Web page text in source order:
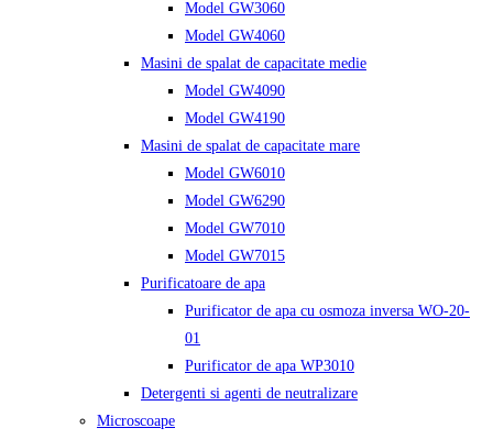
Model GW3060
Model GW4060
Masini de spalat de capacitate medie
Model GW4090
Model GW4190
Masini de spalat de capacitate mare
Model GW6010
Model GW6290
Model GW7010
Model GW7015
Purificatoare de apa
Purificator de apa cu osmoza inversa WO-20-
01
Purificator de apa WP3010
Detergenti si agenti de neutralizare
Microscoape